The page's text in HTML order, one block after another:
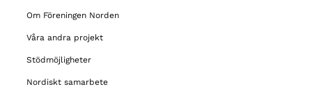
Om Föreningen Norden
Våra andra projekt
Stödmöjligheter
Nordiskt samarbete